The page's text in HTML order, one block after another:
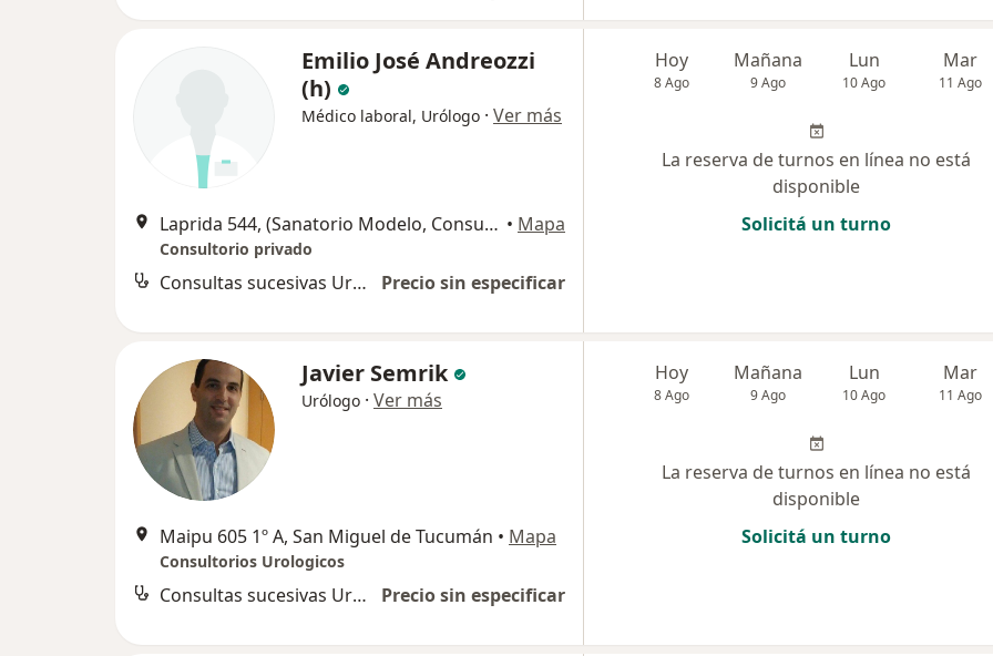
Emilio José Andreozzi
(h)
Médico laboral, Urólogo · Ver más
Laprida 544, (Sanatorio Modelo, Consultorio 2) San Miguel de Tucuman, San Miguel de Tucumán • Mapa
Consultorio privado
Consultas sucesivas Urología Precio sin especificar
Hoy
8 Ago
Mañana
9 Ago
Lun
10 Ago
Mar
11 Ago
La reserva de turnos en línea no está
disponible
Solicitá un turno
Javier Semrik
Urólogo · Ver más
Maipu 605 1º A, San Miguel de Tucumán • Mapa
Consultorios Urologicos
Consultas sucesivas Urología Precio sin especificar
Hoy
8 Ago
Mañana
9 Ago
Lun
10 Ago
Mar
11 Ago
La reserva de turnos en línea no está
disponible
Solicitá un turno